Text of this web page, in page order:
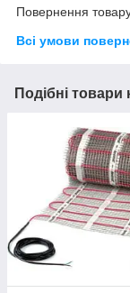
Повернення
Всі умови
Подібні товари